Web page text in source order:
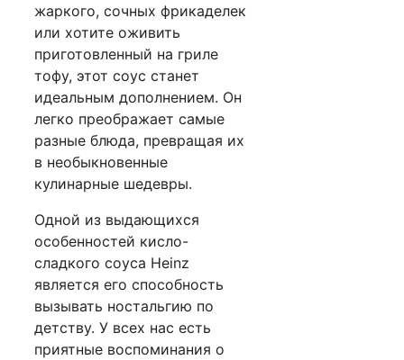
жаркого, сочных фрикаделек
или хотите оживить
приготовленный на гриле
тофу, этот соус станет
идеальным дополнением. Он
легко преображает самые
разные блюда, превращая их
в необыкновенные
кулинарные шедевры.
Одной из выдающихся
особенностей кисло-
сладкого соуса Heinz
является его способность
вызывать ностальгию по
детству. У всех нас есть
приятные воспоминания о